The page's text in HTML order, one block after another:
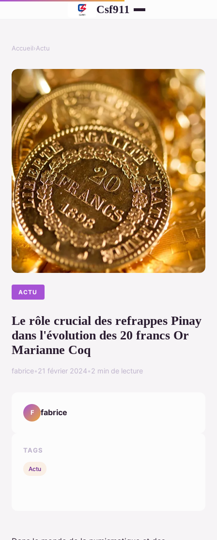
Csf911
Accueil›Actu
ACTU
Le rôle crucial des refrappes Pinay
dans l'évolution des 20 francs Or
Marianne Coq
fabrice•21 février 2024•2 min de lecture
F fabrice
TAGS
Actu